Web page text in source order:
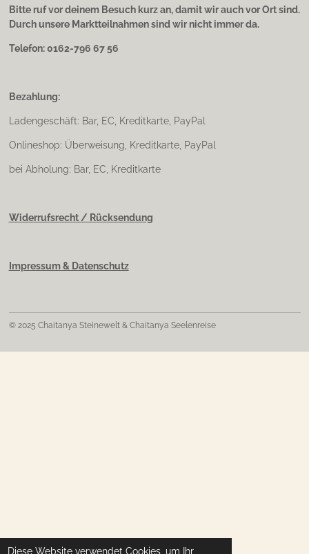
Diese Website verwendet Cookies, um Ihr
Bitte ruf vor deinem Besuch kurz an, damit wir auch vor Ort sind.
Durch unsere Marktteilnahmen sind wir nicht immer da.
Telefon: 0162-796 67 56
Bezahlung:
Ladengeschäft: Bar, EC, Kreditkarte, PayPal
Onlineshop: Überweisung, Kreditkarte, PayPal
bei Abholung: Bar, EC, Kreditkarte
Widerrufsrecht / Rücksendung
Impressum & Datenschutz
© 2025 Chaitanya Steinewelt & Chaitanya Seelenreise